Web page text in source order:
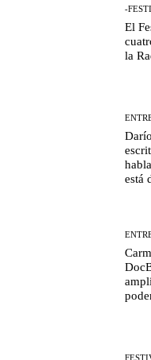
-
El
la
está